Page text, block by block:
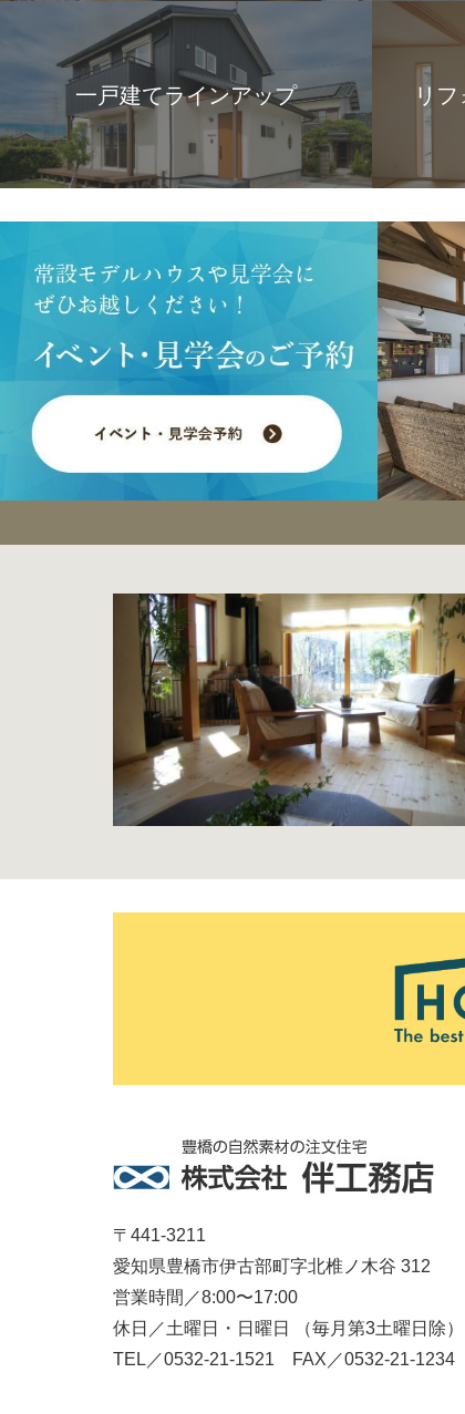
一戸建てラインアップ リ
〒441-3211
愛知県豊橋市伊古部町字北椎ノ木谷 312
営業時間／8:00〜17:00
休日／土曜日・日曜日 （毎月第3土曜日除）
TEL／0532-21-1521 FAX／0532-21-1234